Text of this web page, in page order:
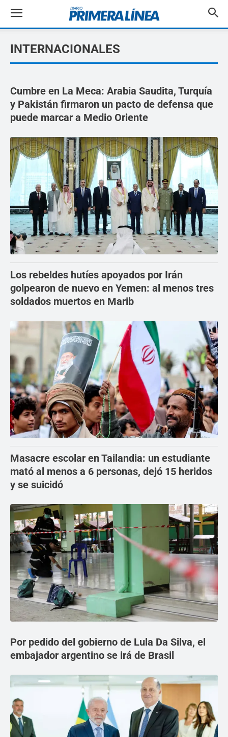
INTERNACIONALES
Cumbre en La Meca: Arabia Saudita, Turquía
y Pakistán firmaron un pacto de defensa que
puede marcar a Medio Oriente
Los rebeldes hutíes apoyados por Irán
golpearon de nuevo en Yemen: al menos tres
soldados muertos en Marib
Masacre escolar en Tailandia: un estudiante
mató al menos a 6 personas, dejó 15 heridos
y se suicidó
Por pedido del gobierno de Lula Da Silva, el
embajador argentino se irá de Brasil